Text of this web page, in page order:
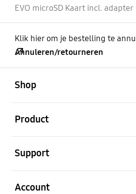
EVO microSD Kaart incl. adapter
Klik hier om je bestelling te
Annuleren/retourneren
Shop
Product
Support
Account